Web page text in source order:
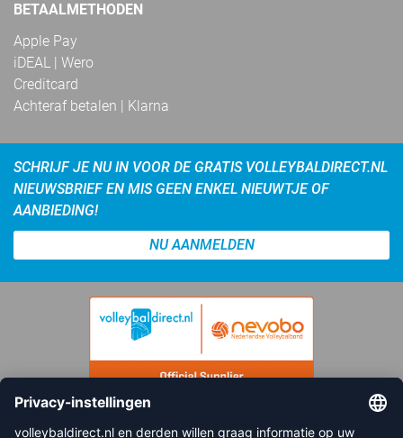
BETAALMETHODEN
Apple Pay
iDEAL | Wero
Creditcard
Achteraf betalen | Klarna
SCHRIJF JE NU IN VOOR DE GRATIS VOLLEYBALDIRECT.NL
NIEUWSBRIEF EN MIS GEEN ENKEL NIEUWTJE OF
AANBIEDING!
NU AANMELDEN